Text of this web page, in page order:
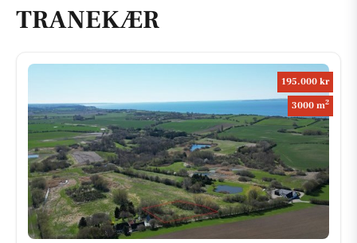
TRANEKÆR
195.000 kr
3000 m2